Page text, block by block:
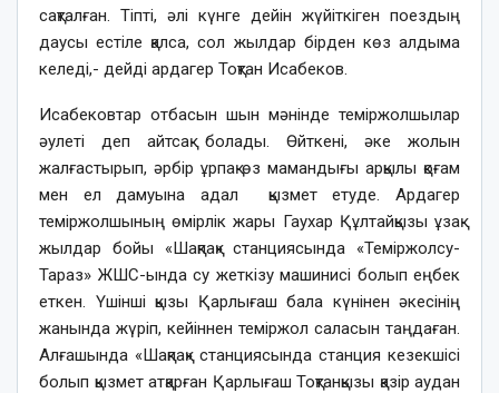
сақталған. Тіпті, әлі күнге дейін жүйіткіген поездың
даусы естіле қалса, сол жылдар бірден көз алдыма
келеді,- дейді ардагер Тоқтан Исабеков.
Исабековтар отбасын шын мәнінде теміржолшылар
әулеті деп айтсақ болады. Өйткені, әке жолын
жалғастырып, әрбір ұрпақ өз мамандығы арқылы қоғам
мен ел дамуына адал қызмет етуде. Ардагер
теміржолшының өмірлік жары Гаухар Құлтайқызы ұзақ
жылдар бойы «Шақпақ» станциясында «Теміржолсу-
Тараз» ЖШС-ында су жеткізу машинисі болып еңбек
еткен. Үшінші қызы Қарлығаш бала күнінен әкесінің
жанында жүріп, кейіннен теміржол саласын таңдаған.
Алғашында «Шақпақ» станциясында станция кезекшісі
болып қызмет атқарған Қарлығаш Тоқтанқызы қазір аудан